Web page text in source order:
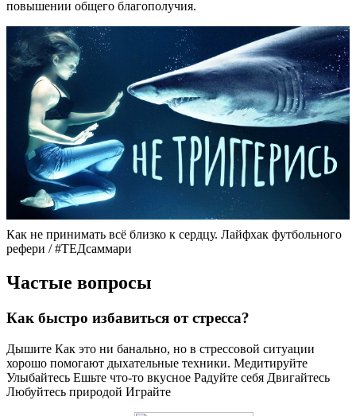
повышении общего благополучия.
Как не принимать всё близко к сердцу. Лайфхак футбольного
рефери / #ТЕДсаммари
Частые вопросы
Как быстро избавиться от стресса?
Дышите Как это ни банально, но в стрессовой ситуации
хорошо помогают дыхательные техники. Медитируйте
Улыбайтесь Ешьте что-то вкусное Радуйте себя Двигайтесь
Любуйтесь природой Играйте